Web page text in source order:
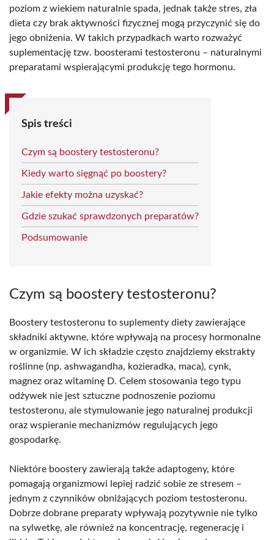
poziom z wiekiem naturalnie spada, jednak także stres, zła
dieta czy brak aktywności fizycznej mogą przyczynić się do
jego obniżenia. W takich przypadkach warto rozważyć
suplementację tzw. boosterami testosteronu – naturalnymi
preparatami wspierającymi produkcję tego hormonu.
Spis treści
Czym są boostery testosteronu?
Kiedy warto sięgnąć po boostery?
Jakie efekty można uzyskać?
Gdzie szukać sprawdzonych preparatów?
Podsumowanie
Czym są boostery testosteronu?
Boostery testosteronu to suplementy diety zawierające
składniki aktywne, które wpływają na procesy hormonalne
w organizmie. W ich składzie często znajdziemy ekstrakty
roślinne (np. ashwagandha, kozieradka, maca), cynk,
magnez oraz witaminę D. Celem stosowania tego typu
odżywek nie jest sztuczne podnoszenie poziomu
testosteronu, ale stymulowanie jego naturalnej produkcji
oraz wspieranie mechanizmów regulujących jego
gospodarkę.
Niektóre boostery zawierają także adaptogeny, które
pomagają organizmowi lepiej radzić sobie ze stresem –
jednym z czynników obniżających poziom testosteronu.
Dobrze dobrane preparaty wpływają pozytywnie nie tylko
na sylwetkę, ale również na koncentrację, regenerację i